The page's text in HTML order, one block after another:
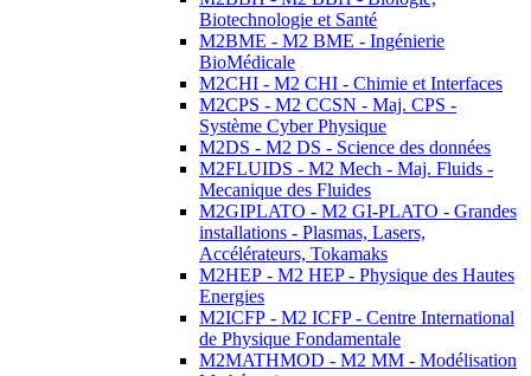
Biotechnologie et Santé
M2BME - M2 BME - Ingénierie
BioMédicale
M2CHI - M2 CHI - Chimie et Interfaces
M2CPS - M2 CCSN - Maj. CPS -
Système Cyber Physique
M2DS - M2 DS - Science des données
M2FLUIDS - M2 Mech - Maj. Fluids -
Mecanique des Fluides
M2GIPLATO - M2 GI-PLATO - Grandes
installations - Plasmas, Lasers,
Accélérateurs, Tokamaks
M2HEP - M2 HEP - Physique des Hautes
Energies
M2ICFP - M2 ICFP - Centre International
de Physique Fondamentale
M2MATHMOD - M2 MM - Modélisation